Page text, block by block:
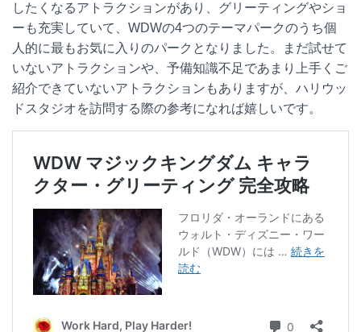
したくなるアトラクションがあり、グリーティングやショ
ーも充実していて、WDWの4つのテーマパークのうち個
人的に最もお気に入りのパークとなりました。まだ試せて
いないアトラクションや、予備知識不足であまり上手くご
紹介できていないアトラクションもありますが、ハリウッ
ドスタジオを訪問する際の参考になれば嬉しいです。